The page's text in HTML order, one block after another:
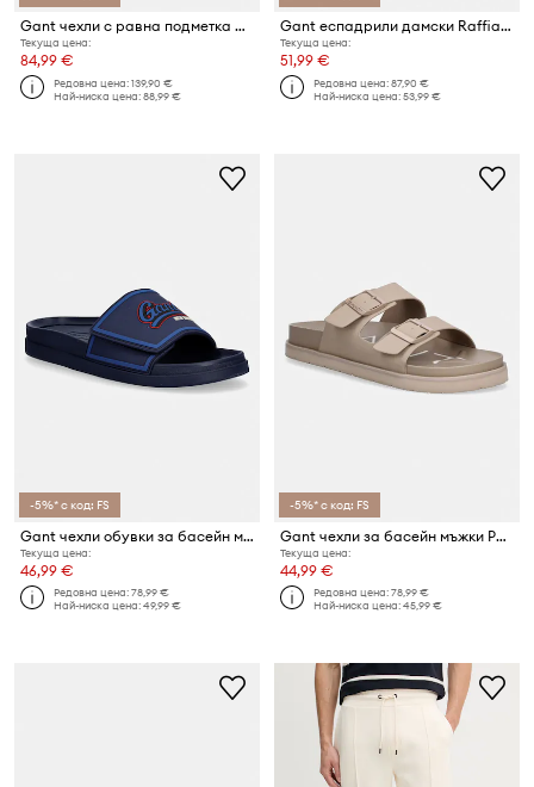
Gant чехли с равна подметка дамски от кожа Sunlaz
Текуща цена:
84,99 €
Редовна цена:139,90 €
Най-ниска цена:88,99 €
Gant еспадрили дамски Raffiaville
Текуща цена:
51,99 €
Редовна цена:87,90 €
Най-ниска цена:53,99 €
-5%* с код: FS
Gant чехли обувки за басейн мъжки Pierbay
Текуща цена:
46,99 €
Редовна цена:78,99 €
Най-ниска цена:49,99 €
-5%* с код: FS
Gant чехли за басейн мъжки Palbuddy
Текуща цена:
44,99 €
Редовна цена:78,99 €
Най-ниска цена:45,99 €